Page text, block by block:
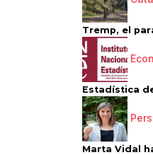
Tremp, el
Estadística
Marta Vidal